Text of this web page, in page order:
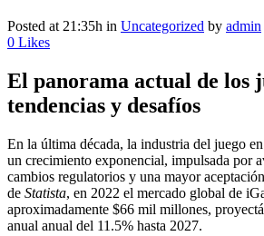
Posted at 21:35h in Uncategorized by admin
0 Likes
El panorama actual de los
tendencias y desafíos
En la última década, la industria del juego
un crecimiento exponencial, impulsada por
cambios regulatorios y una mayor
de Statista, en 2022 el mercado global de
aproximadamente $66 mil millones,
anual anual del 11.5% hasta 2027.